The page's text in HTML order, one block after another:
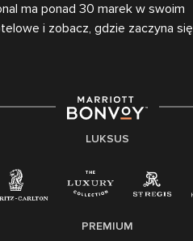
ma ponad 30 marek w swoim
i zobacz, gdzie zaczyna się
LUKSUS
PREMIUM